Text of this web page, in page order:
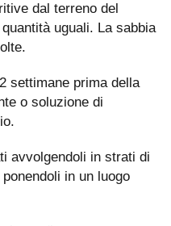
dal terreno del
uguali. La sabbia
settimane prima della
o soluzione di
avvolgendoli in strati di
in un luogo